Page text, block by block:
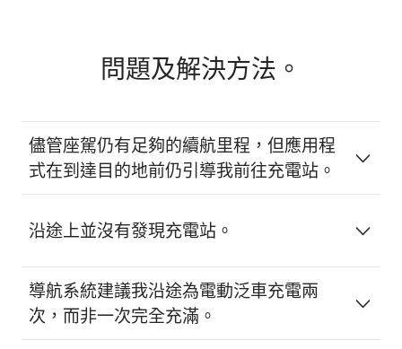
問題及解決方法。
儘管座駕仍有足夠的續航里程，但應用程
式在到達目的地前仍引導我前往充電站。
沿途上並沒有發現充電站。
導航系統建議我沿途為電動泛車充電兩
次，而非一次完全充滿。